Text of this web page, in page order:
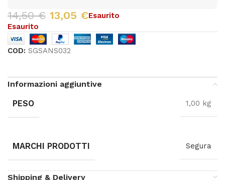
14,50€ 13,05 €Esaurito
Esaurito
COD:SGSANS032
Informazioni aggiuntive
PESO 1,00 kg
MARCHI PRODOTTI Segura
Shipping & Delivery